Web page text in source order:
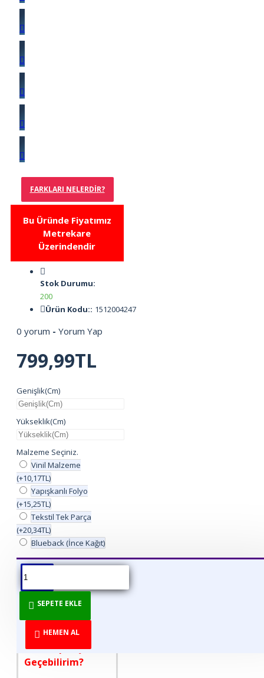
FARKLARI NELERDIR?
Bu Üründe Fiyatımız
Metrekare
Üzerindendir
Stok Durumu:
200
Ürün Kodu:: 1512004247
0 yorum - Yorum Yap
799,99TL
Genişlik(Cm)
Yükseklik(Cm)
Malzeme Seçiniz.
Vinil Malzeme
(+10,17TL)
Yapışkanlı Folyo
(+15,25TL)
Tekstil Tek Parça
(+20,34TL)
Blueback (İnce Kağıt)
SEPETE EKLE
HEMEN AL
ÜRÜN BILGISI ÜRÜN YORUMLARI
DİREKT ÜRETİCİDEN
TÜKETİCİYE!
Nasıl Sipariş
Geçebilirim?